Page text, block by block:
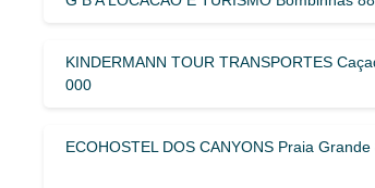
KINDERMANN TOUR TRANSPORTES
000
ECOHOSTEL DOS CANYONS Praia